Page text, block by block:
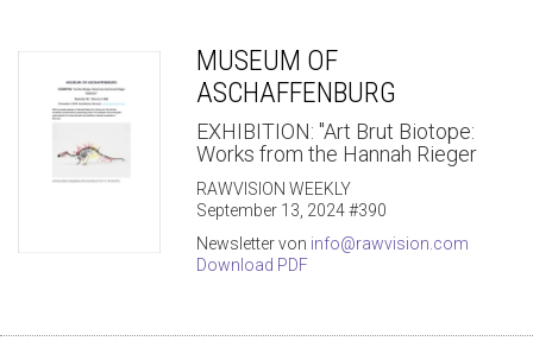
MUSEUM OF
ASCHAFFENBURG
EXHIBITION: "Art Brut Biotope:
Works from the Hannah Rieger
RAWVISION WEEKLY
September 13, 2024 #390
Newsletter von info@rawvision.com
Download PDF